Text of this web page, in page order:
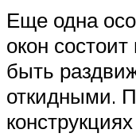
Еще одна
окон
быть
откидными.